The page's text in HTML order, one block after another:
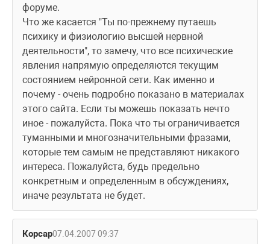
форуме.
Что же касается "Ты по-прежнему путаешь
психику и физиологию высшей нервной
деятельности", то замечу, что все психические
явления напрямую определяются текущим
состоянием нейронной сети. Как именно и
почему - очень подробно показано в материалах
этого сайта. Если ты можешь показать нечто
иное - пожалуйста. Пока что ты ограничивается
туманными и многозначительными фразами,
которые тем самым не представляют никакого
интереса. Пожалуйста, будь предельно
конкретным и определенным в обсуждениях,
иначе результата не будет.
Корсар07.04.2007 09:37